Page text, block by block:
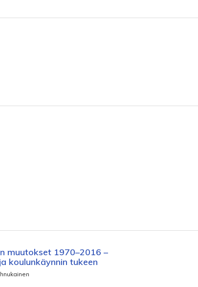
muutokset 1970–2016 –
koulunkäynnin tukeen